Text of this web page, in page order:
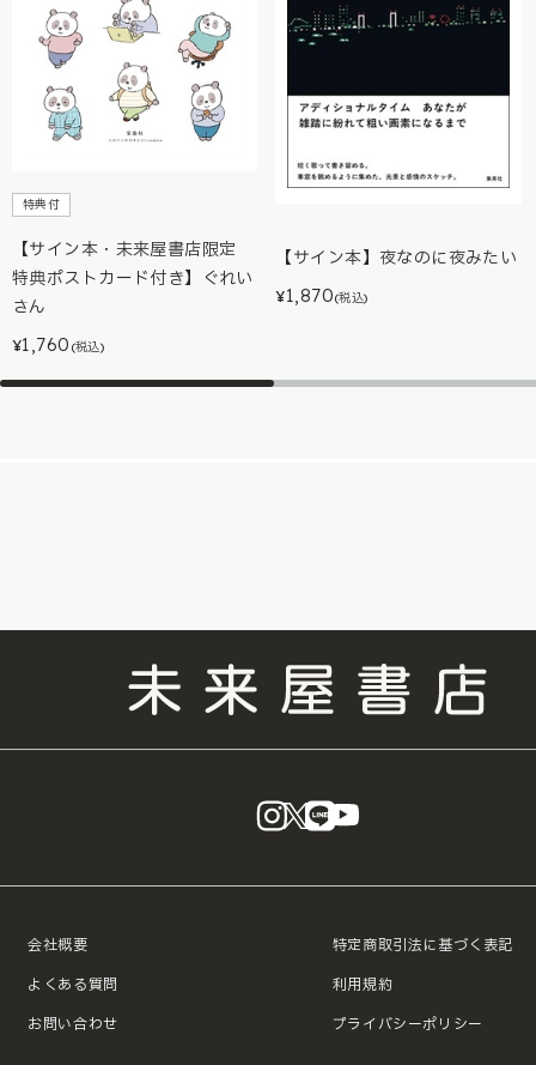
特典付
【サイン本・未来屋書店限定
特典ポストカード付き】ぐれい
さん
¥1,760 (税込)
【サイン本】夜なのに夜みたい
¥1,870(税込)
instagram
X LINE
会社概要
よくある質問
お問い合わせ
特定商取引法に基づく表記
利用規約
プライバシーポリシー